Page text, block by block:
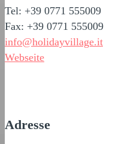
Tel: +39 0771 555009
Fax: +39 0771 555009
info@holidayvillage.it
Webseite
Adresse